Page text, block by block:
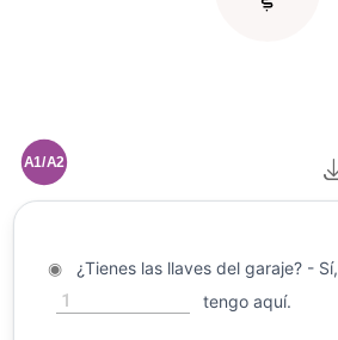
A1/A2
◉¿Tienes las llaves del garaje? - Sí,
1 tengo aquí.